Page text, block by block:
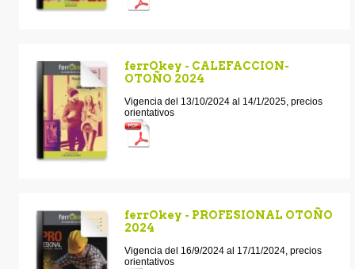
ferrOkey - CALEFACCION-
OTOÑO 2024
Vigencia del 13/10/2024 al 14/1/2025, precios
orientativos
ferrOkey - PROFESIONAL OTOÑO
2024
Vigencia del 16/9/2024 al 17/11/2024, precios
orientativos